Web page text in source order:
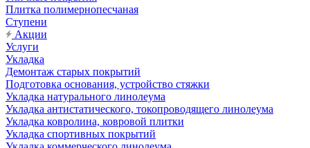
Плитка полимернопесчаная
Ступени
Акции
Услуги
Укладка
Демонтаж старых покрытий
Подготовка основания, устройство стяжки
Укладка натурального линолеума
Укладка антистатического, токопроводящего линолеума
Укладка ковролина, ковровой плитки
Укладка спортивных покрытий